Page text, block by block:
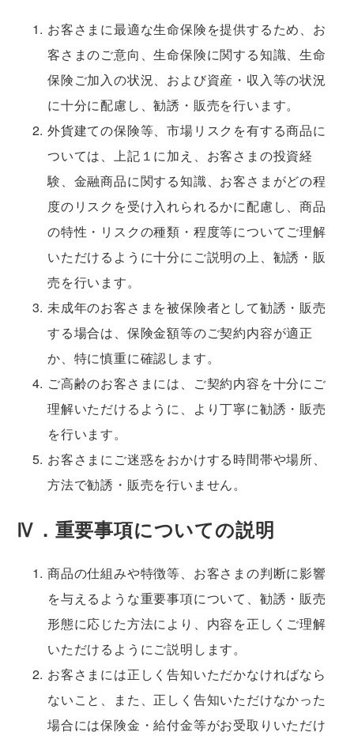
お客さまに最適な生命保険を提供するため、お
客さまのご意向、生命保険に関する知識、生命
保険ご加入の状況、および資産・収入等の状況
に十分に配慮し、勧誘・販売を行います。
外貨建ての保険等、市場リスクを有する商品に
ついては、上記１に加え、お客さまの投資経
験、金融商品に関する知識、お客さまがどの程
度のリスクを受け入れられるかに配慮し、商品
の特性・リスクの種類・程度等についてご理解
いただけるように十分にご説明の上、勧誘・販
売を行います。
未成年のお客さまを被保険者として勧誘・販売
する場合は、保険金額等のご契約内容が適正
か、特に慎重に確認します。
ご高齢のお客さまには、ご契約内容を十分にご
理解いただけるように、より丁寧に勧誘・販売
を行います。
お客さまにご迷惑をおかけする時間帯や場所、
方法で勧誘・販売を行いません。
Ⅳ．重要事項についての説明
商品の仕組みや特徴等、お客さまの判断に影響
を与えるような重要事項について、勧誘・販売
形態に応じた方法により、内容を正しくご理解
いただけるようにご説明します。
お客さまには正しく告知いただかなければなら
ないこと、また、正しく告知いただけなかった
場合には保険金・給付金等がお受取りいただけ